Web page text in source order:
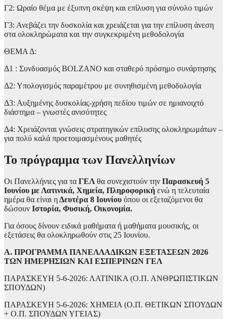
Γ2: Ωραίο θέμα με έξυπνη σκέψη και επίλυση για σύνολο τιμών
Γ3: Ανεβάζει την δυσκολία και χρειάζεται για την επίλυση άνεση
στα ολοκληρώματα και την συγκεκριμένη μεθοδολογία
ΘΕΜΑ Δ:
Δ1 : Συνδυασμός BOLZANO και σταθερό πρόσημο συνάρτησης
Δ2: Υπολογισμός παραμέτρου με συνηθισμένη μεθοδολογία
Δ3: Αυξημένης δυσκολίας-χρήση πεδίου τιμών σε ημιανοιχτό
διάστημα – γνωστές ανισότητες
Δ4: Χρειάζονται γνώσεις στρατηγικών επίλυσης ολοκληρωμάτων –
για πολύ καλά προετοιμασμένους μαθητές
Το πρόγραμμα των Πανελληνίων
Οι Πανελλήνιες για τα ΓΕΛ θα συνεχιστούν την Παρασκευή 5
Ιουνίου με Λατινικά, Χημεία, Πληροφορική ενώ η τελευταία
ημέρα θα είναι ηΔευτέρα 8 Ιουνίου όπου οι εξεταζόμενοι θα
δώσουν Ιστορία, Φυσική, Οικονομία.
Για όσους δίνουν ειδικά μαθήματα ή μαθήματα μουσικής, οι
εξετάσεις θα ολοκληρωθούν στις 25 Ιουνίου.
Α. ΠΡΟΓΡΑΜΜΑ ΠΑΝΕΛΛΑΔΙΚΩΝ ΕΞΕΤΑΣΕΩΝ 2026
ΤΩΝ ΗΜΕΡΗΣΙΩΝ ΚΑΙ ΕΣΠΕΡΙΝΩΝ ΓΕΛ
ΠΑΡΑΣΚΕΥΗ 5-6-2026: ΛΑΤΙΝΙΚΑ (Ο.Π. ΑΝΘΡΩΠΙΣΤΙΚΩΝ
ΣΠΟΥΔΩΝ)
ΠΑΡΑΣΚΕΥΗ 5-6-2026: ΧΗΜΕΙΑ (Ο.Π. ΘΕΤΙΚΩΝ ΣΠΟΥΔΩΝ
+ Ο.Π. ΣΠΟΥΔΩΝ ΥΓΕΙΑΣ)